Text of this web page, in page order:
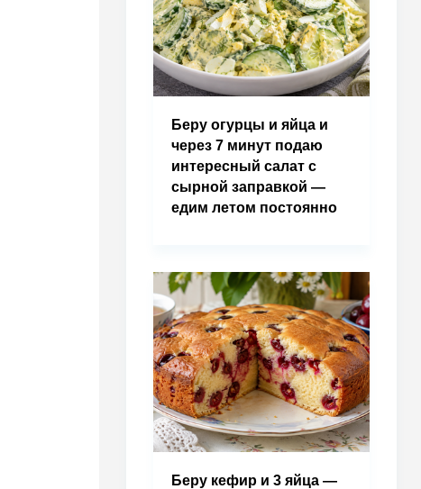
Беру огурцы и яйца и
через 7 минут подаю
интересный салат с
сырной заправкой —
едим летом постоянно
Беру кефир и 3 яйца —